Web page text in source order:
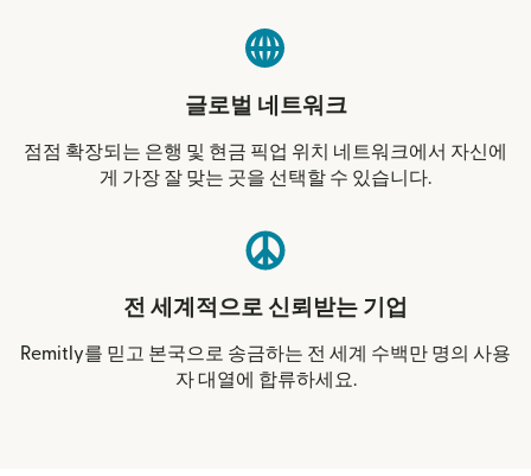
글로벌 네트워크
점점 확장되는 은행 및 현금 픽업 위치 네트워크에서 자신에
게 가장 잘 맞는 곳을 선택할 수 있습니다.
전 세계적으로 신뢰받는 기업
Remitly를 믿고 본국으로 송금하는 전 세계 수백만 명의 사용
자 대열에 합류하세요.